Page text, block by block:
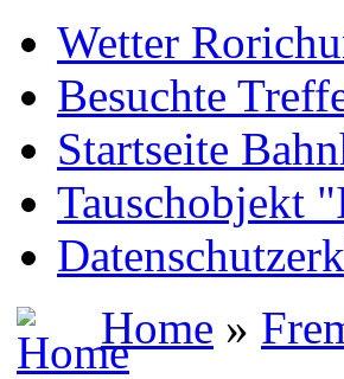
Wetter
Besuchte
Startseite
Tauschobjekt
Home »